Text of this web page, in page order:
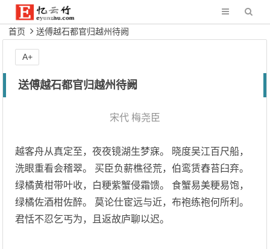
首页 送傅越石都官归越州待阙
送傅越石都官归越州待阙
宋代 梅尧臣
越客舟从真定至，夜夜镜湖生梦寐。 晓度吴江百尺船，
洗眼重看会稽翠。 买臣负薪樵径荒，伯鸾赁舂苔臼弃。
绿橘黄柑带叶收，白粳紫蟹侵霜馈。 食蟹易美粳易饱，
绿橘佐酒柑佐醉。 莫论仕宦远与近，布袍练袍何所利。
君恬不忍乞丐为，且返故庐聊以迟。
A+